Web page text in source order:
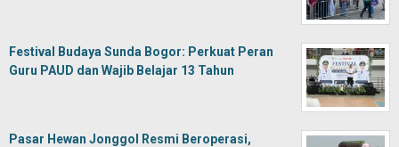
Festival Budaya Sunda Bogor: Perkuat Peran
Guru PAUD dan Wajib Belajar 13 Tahun
Pasar Hewan Jonggol Resmi Beroperasi,